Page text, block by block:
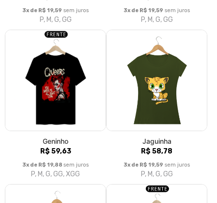
3x de R$ 19,59 sem juros
P, M, G, GG
3x de R$ 19,59 sem juros
P, M, G, GG
Geninho
R$ 59,63
3x de R$ 19,88 sem juros
P, M, G, GG, XGG
Jaguinha
R$ 58,78
3x de R$ 19,59 sem juros
P, M, G, GG